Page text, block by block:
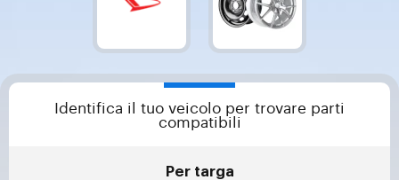
Identifica il tuo veicolo per trovare parti
compatibili
Per targa